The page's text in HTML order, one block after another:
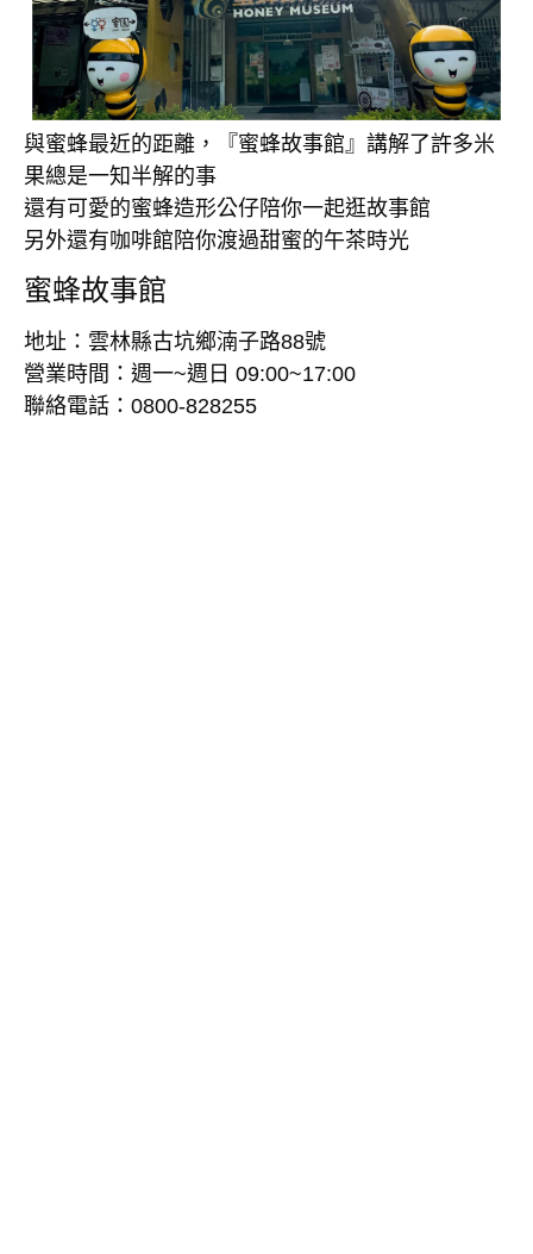
與蜜蜂最近的距離，『蜜蜂故事館』講解了許多米
果總是一知半解的事
還有可愛的蜜蜂造形公仔陪你一起逛故事館
另外還有咖啡館陪你渡過甜蜜的午茶時光
蜜蜂故事館
地址：雲林縣古坑鄉湳子路88號
營業時間：週一~週日 09:00~17:00
聯絡電話：0800-828255